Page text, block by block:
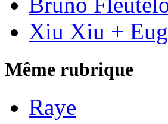
Xiu Xiu +
Même rubrique
Raye